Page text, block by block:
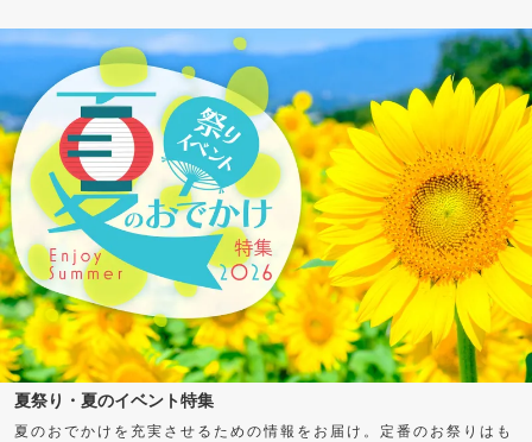
夏祭り・夏のイベント特集
夏のおでかけを充実させるための情報をお届け。定番のお祭りはも